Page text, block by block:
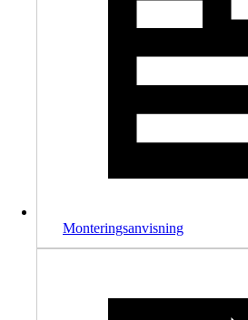
Monteringsanvisning